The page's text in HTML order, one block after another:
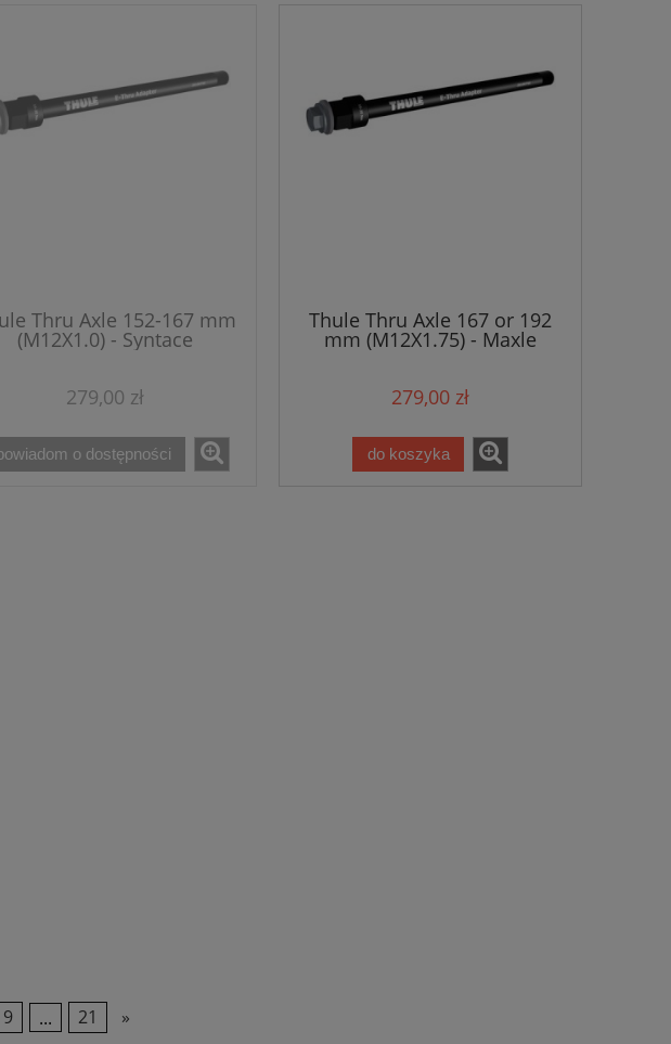
Thru Axle 152-167 mm
(M12X1.0) - Syntace
279,00 zł
o dostępności
Thule Thru Axle 167 or 192
mm (M12X1.75) - Maxle
279,00 zł
do koszyka
9 ... 21 »